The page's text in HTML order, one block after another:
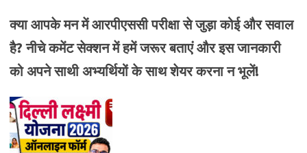
क्या आपके मन में आरपीएससी परीक्षा से जुड़ा कोई और सवाल
है? नीचे कमेंट सेक्शन में हमें जरूर बताएं और इस जानकारी
को अपने साथी अभ्यर्थियों के साथ शेयर करना न भूलें!